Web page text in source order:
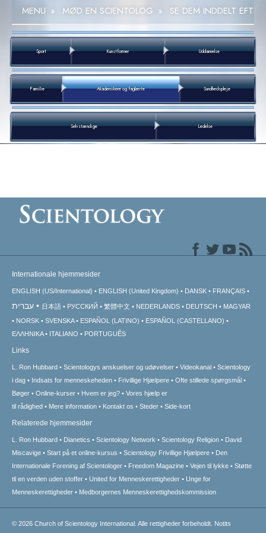
MENU » MØD EN SCIENTOLOG » SE DEM INDDELT
Sport Kunstformer Uddannelse
Familie Akademikere og faglærte Sundhedspleje
Selvstændige Ledelse
Internationale hjemmesider
ENGLISH (US/International) ENGLISH (United Kingdom) DANSK FRANÇAIS
עברית 日本語 РУССКИЙ 繁體中文 NEDERLANDS DEUTSCH
MAGYAR
NORSK
SVENSKA ESPAÑOL (LATINO)
ESPAÑOL (CASTELLANO)
ΕΛΛΗΝΙΚA
ITALIANO PORTUGUÊS
Links
L. Ron Hubbard Scientologys anskuelser og udøvelser Videokanal
Scientology
i dag
Indsats for menneskeheden Frivillige Hjælpere
Ofte stillede spørgsmål
Bøger
Online-kurser Hvem er jeg?
Vores hjælp er
til rådighed
Mere information Kontakt os Steder Side-kort
Relaterede hjemmesider
L. Ron Hubbard Dianetics Scientology Network Scientology Religion
David
Miscavige
Start på et online-kursus Scientology Frivillige Hjælpere
Den
Internationale Forening af Scientologer
Freedom Magazine Vejen til lykke
Støtte
til en verden uden stoffer
United for Menneskerettigheder
Unge for
Menneskerettigheder
Medborgernes Menneskerettigheds­kommission
© 2026 Church of Scientology International. Alle rettigheder forbeholdt. Notits